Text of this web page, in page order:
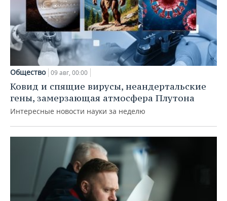
Общество 09 авг, 00:00
Ковид и спящие вирусы, неандертальские
гены, замерзающая атмосфера Плутона
Интересные новости науки за неделю